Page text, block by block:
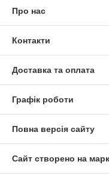
Про нас
Контакти
Доставка та оплата
Графік роботи
Повна версія сайту
Сайт створено на